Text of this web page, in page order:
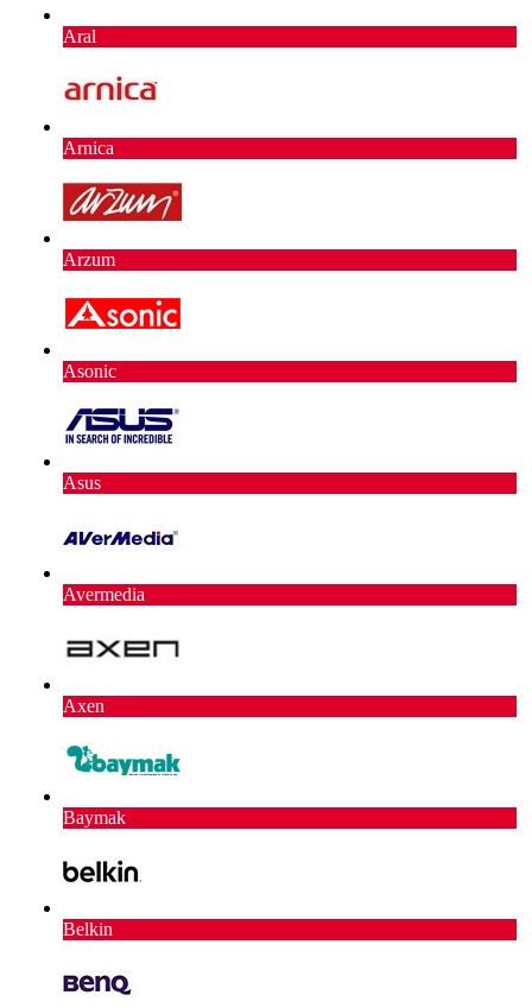
Aral
Arnica
Arzum
Asonic
Asus
Avermedia
Axen
Baymak
Belkin